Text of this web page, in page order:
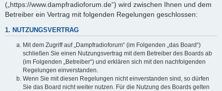
(„https://www.dampfradioforum.de“) wird zwischen Ihnen und dem
Betreiber ein Vertrag mit folgenden Regelungen geschlossen:
1. NUTZUNGSVERTRAG
Mit dem Zugriff auf „Dampfradioforum“ (im Folgenden „das Board“)
schließen Sie einen Nutzungsvertrag mit dem Betreiber des Boards ab
(im Folgenden „Betreiber“) und erklären sich mit den nachfolgenden
Regelungen einverstanden.
Wenn Sie mit diesen Regelungen nicht einverstanden sind, so dürfen
Sie das Board nicht weiter nutzen. Für die Nutzung des Boards gelten